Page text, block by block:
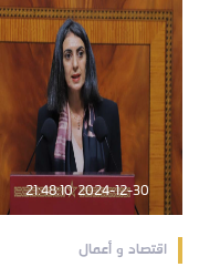
2024-12-30 21:48:10
اقتصاد و أعمال